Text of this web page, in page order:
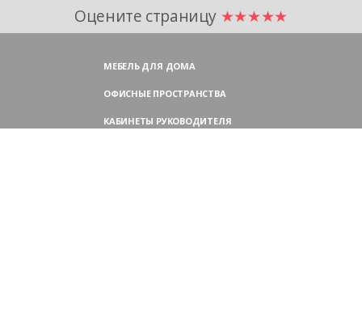
Оцените страницу ★★★★★
МЕБЕЛЬ ДЛЯ ДОМА
ОФИСНЫЕ ПРОСТРАНСТВА
КАБИНЕТЫ РУКОВОДИТЕЛЯ